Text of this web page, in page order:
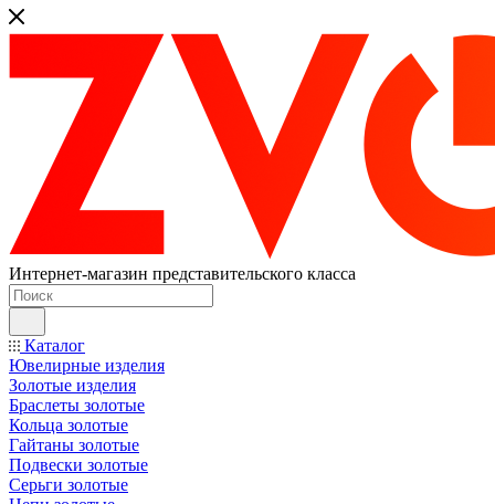
Интернет-магазин представительского класса
Каталог
Ювелирные изделия
Золотые изделия
Браслеты золотые
Кольца золотые
Гайтаны золотые
Подвески золотые
Серьги золотые